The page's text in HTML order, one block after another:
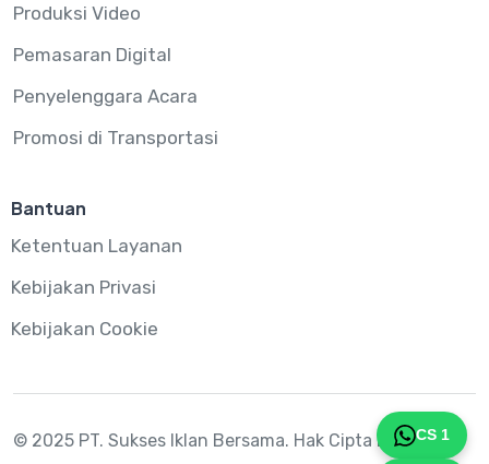
Produksi Video
Pemasaran Digital
Penyelenggara Acara
Promosi di Transportasi
Bantuan
Ketentuan Layanan
Kebijakan Privasi
Kebijakan Cookie
© 2025 PT. Sukses Iklan Bersama. Hak Cipta Dilindungi
CS 1